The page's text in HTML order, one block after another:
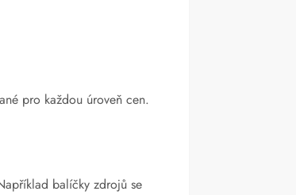
pro každou úroveň cen.
balíčky zdrojů se